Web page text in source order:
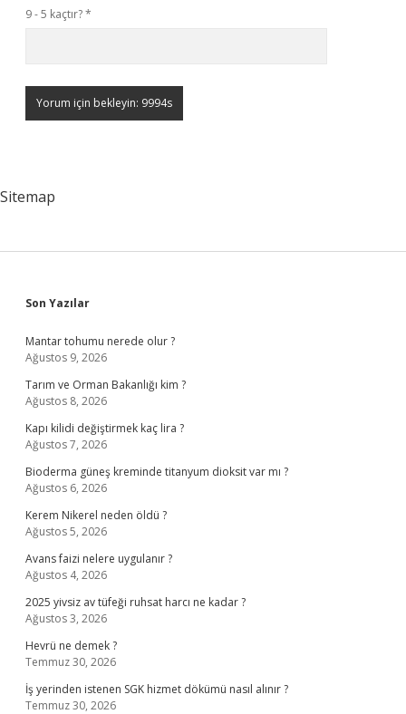
9 - 5 kaçtır?*
Sitemap
Sidebar
Son Yazılar
Mantar tohumu nerede olur ?
Ağustos 9, 2026
Tarım ve Orman Bakanlığı kim ?
Ağustos 8, 2026
Kapı kilidi değiştirmek kaç lira ?
Ağustos 7, 2026
Bioderma güneş kreminde titanyum dioksit var mı ?
Ağustos 6, 2026
Kerem Nikerel neden öldü ?
Ağustos 5, 2026
Avans faizi nelere uygulanır ?
Ağustos 4, 2026
2025 yivsiz av tüfeği ruhsat harcı ne kadar ?
Ağustos 3, 2026
Hevrü ne demek ?
Temmuz 30, 2026
İş yerinden istenen SGK hizmet dökümü nasıl alınır ?
Temmuz 30, 2026